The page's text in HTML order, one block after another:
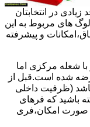
در انتخابتان
های مربوط به این
و پیشرفته
با شعله مرکزی اما
شده است.قبل از
(ظرفیت داخلی
باشید که فرهای
صورت امکان،فری